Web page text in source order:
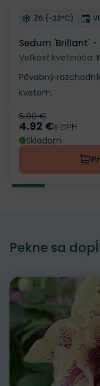
Odober do
Mrazuvzdornosť
Z6 (-23°C)
Sedum 'Brillant'
Veľkosť kvetináča:
Pôvabný
kvetom.
Pôvodná cena
5.90 €
Cena
4.92 €s DPH
Skladom
Pekne sa